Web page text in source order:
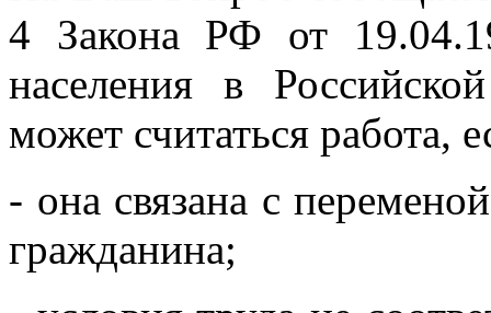
4 Закона РФ от
населения в
может считаться работа,
- она связана с
гражданина;